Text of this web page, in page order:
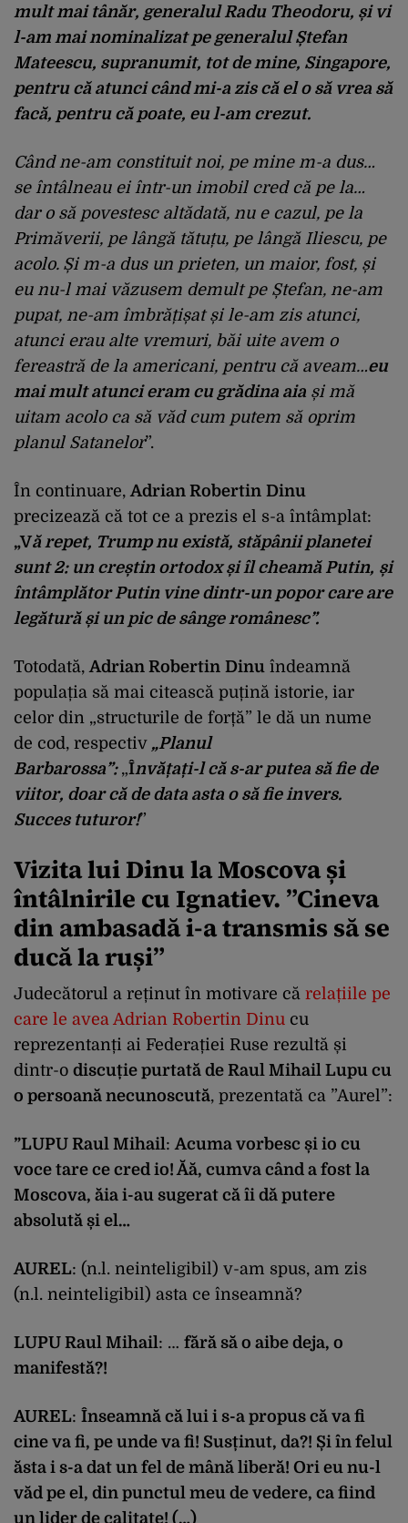
mult mai tânăr, generalul Radu Theodoru, și vi
l-am mai nominalizat pe generalul Ștefan
Mateescu, supranumit, tot de mine, Singapore,
pentru că atunci când mi-a zis că el o să vrea să
facă, pentru că poate, eu l-am crezut.
Când ne-am constituit noi, pe mine m-a dus…
se întâlneau ei într-un imobil cred că pe la…
dar o să povestesc altădată, nu e cazul, pe la
Primăverii, pe lângă tătuțu, pe lângă Iliescu, pe
acolo. Și m-a dus un prieten, un maior, fost, și
eu nu-l mai văzusem demult pe Ștefan, ne-am
pupat, ne-am îmbrățișat și le-am zis atunci,
atunci erau alte vremuri, băi uite avem o
fereastră de la americani, pentru că aveam…eu
mai mult atunci eram cu grădina aia și mă
uitam acolo ca să văd cum putem să oprim
planul Satanelor”.
În continuare, Adrian Robertin Dinu
precizează că tot ce a prezis el s-a întâmplat:
„Vărepet, Trump nu există, stăpânii planetei
sunt 2: un creștin ortodox și îl cheamă Putin, și
întâmplător Putin vine dintr-un popor care are
legătură și un pic de sânge românesc”.
Totodată, Adrian Robertin Dinu îndeamnă
populația să mai citească puțină istorie, iar
celor din „structurile de forță” le dă un nume
de cod, respectiv „Planul
Barbarossa”: „Învățați-l că s-ar putea să fie de
viitor, doar că de data asta o să fie invers.
Succes tuturor!”
Vizita lui Dinu la Moscova și
întâlnirile cu Ignatiev. ”Cineva
din ambasadă i-a transmis să se
ducă la ruși”
Judecătorul a reținut în motivare că relațiile pe
care le avea Adrian Robertin Dinu cu
reprezentanți ai Federației Ruse rezultă și
dintr-o discuție purtată de Raul Mihail Lupu cu
o persoană necunoscută, prezentată ca ”Aurel”:
”LUPU Raul Mihail: Acuma vorbesc și io cu
voce tare ce cred io! Ăă, cumva când a fost la
Moscova, ăia i-au sugerat că îi dă putere
absolută și el…
AUREL: (n.l. neinteligibil) v-am spus, am zis
(n.l. neinteligibil) asta ce înseamnă?
LUPU Raul Mihail: … fără să o aibe deja, o
manifestă?!
AUREL: Înseamnă că lui i s-a propus că va fi
cine va fi, pe unde va fi! Susținut, da?! Și în felul
ăsta i s-a dat un fel de mână liberă! Ori eu nu-l
văd pe el, din punctul meu de vedere, ca fiind
un lider de calitate! (…)